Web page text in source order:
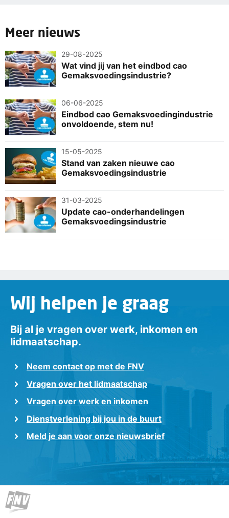
Meer nieuws
29-08-2025
Wat vind jij van het eindbod cao
Gemaksvoedingsindustrie?
06-06-2025
Eindbod cao Gemaksvoedingindustrie
onvoldoende, stem nu!
15-05-2025
Stand van zaken nieuwe cao
Gemaksvoedingsindustrie
31-03-2025
Update cao-onderhandelingen
Gemaksvoedingsindustrie
Wij helpen je graag
Bij al je vragen over werk, inkomen en
lidmaatschap.
Neem contact op met de FNV
Vragen over het lidmaatschap
Vragen over werk en inkomen
Dienstverlening bij jou in de buurt
Meld je aan voor onze nieuwsbrief